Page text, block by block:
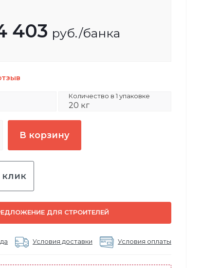
403 руб./банка
Количество в 1 упаковке
20 кг
В корзину
клик
ДЛЯ СТРОИТЕЛЕЙ
Условия доставки Условия оплаты